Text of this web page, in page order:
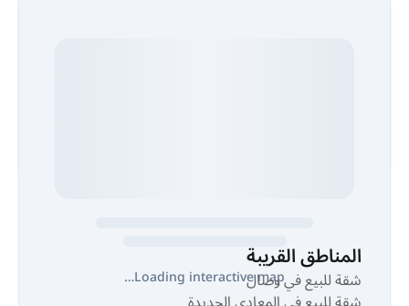
Loading interactive map…
المناطق القريبة
شقة للبيع في وصال